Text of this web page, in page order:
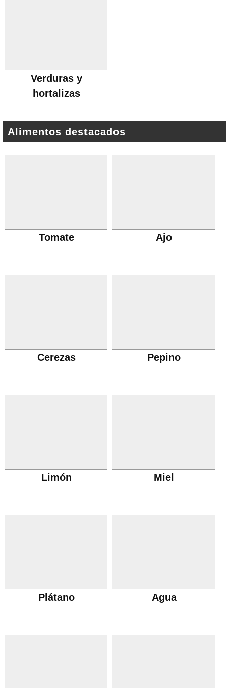
Verduras y
hortalizas
Alimentos destacados
Tomate Ajo
Cerezas Pepino
Limón Miel
Plátano Agua